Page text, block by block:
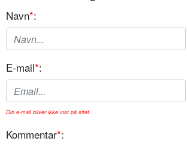
Navn*:
E-mail*:
Din e-mail bliver ikke vist på sitet.
Kommentar*: